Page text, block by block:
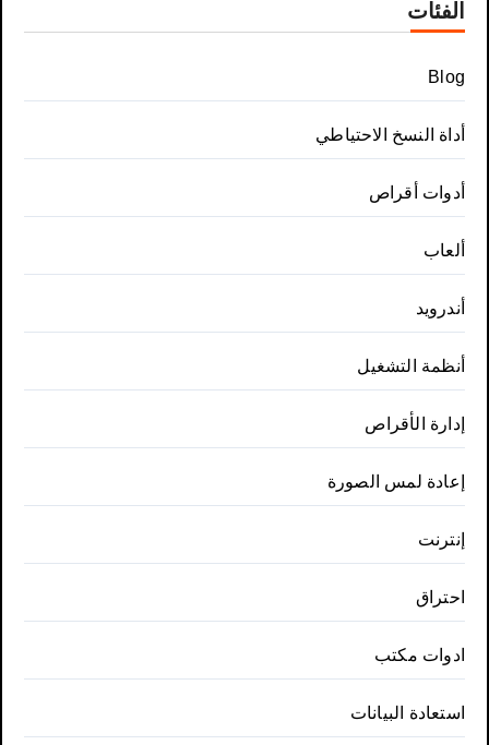
الفئات
Blog
أداة النسخ الاحتياطي
أدوات أقراص
ألعاب
أندرويد
أنظمة التشغيل
إدارة الأقراص
إعادة لمس الصورة
إنترنت
احتراق
ادوات مكتب
استعادة البيانات